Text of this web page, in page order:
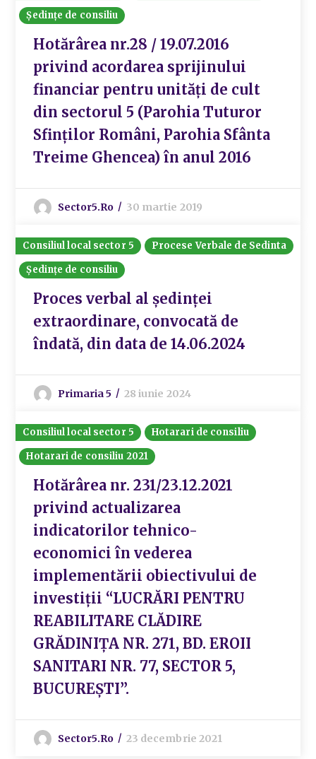
Ședințe de consiliu
Hotărârea nr.28 / 19.07.2016
privind acordarea sprijinului
financiar pentru unități de cult
din sectorul 5 (Parohia Tuturor
Sfinților Români, Parohia Sfânta
Treime Ghencea) în anul 2016
Sector5.ro 30 martie 2019
Consiliul local sector 5
Procese Verbale de Sedinta
Ședințe de consiliu
Proces verbal al ședinței
extraordinare, convocată de
îndată, din data de 14.06.2024
Primaria 5 28 iunie 2024
Consiliul local sector 5
Hotarari de consiliu
Hotarari de consiliu 2021
Hotărârea nr. 231/23.12.2021
privind actualizarea
indicatorilor tehnico-
economici în vederea
implementării obiectivului de
investiţii “LUCRĂRI PENTRU
REABILITARE CLĂDIRE
GRĂDINIȚA NR. 271, BD. EROII
SANITARI NR. 77, SECTOR 5,
BUCUREȘTI”.
Sector5.ro 23 decembrie 2021